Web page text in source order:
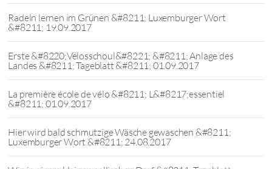
Radeln lernen im Grünen &#8211; Luxemburger Wort
&#8211; 19.09.2017
Erste &#8220;Vëlosschoul&#8221; &#8211; Anlage des
Landes &#8211; Tageblatt &#8211; 01.09.2017
La première école de vélo &#8211; L&#8217;essentiel
&#8211; 01.09.2017
Hier wird bald schmutzige Wäsche gewaschen &#8211;
Luxemburger Wort &#8211; 24.08.2017